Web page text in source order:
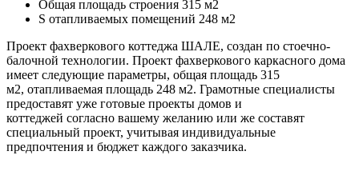
Общая площадь строения 315 м2
S отапливаемых помещений 248 м2
Проект фахверкового коттеджа ШАЛЕ, создан по стоечно-
балочной технологии. Проект фахверкового каркасного дома
имеет следующие параметры, общая площадь 315
м2, отапливаемая площадь 248 м2. Грамотные специалисты
предоставят уже готовые проекты домов и
коттеджей согласно вашему желанию или же составят
специальный проект, учитывая индивидуальные
предпочтения и бюджет каждого заказчика.